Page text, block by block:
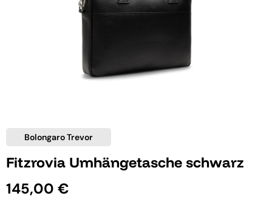
Bolongaro Trevor
Fitzrovia Umhängetasche schwarz
145,00 €